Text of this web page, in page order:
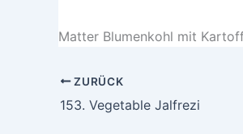
Matter Blumenkohl mit
ZURÜCK
153. Vegetable Jalfrezi